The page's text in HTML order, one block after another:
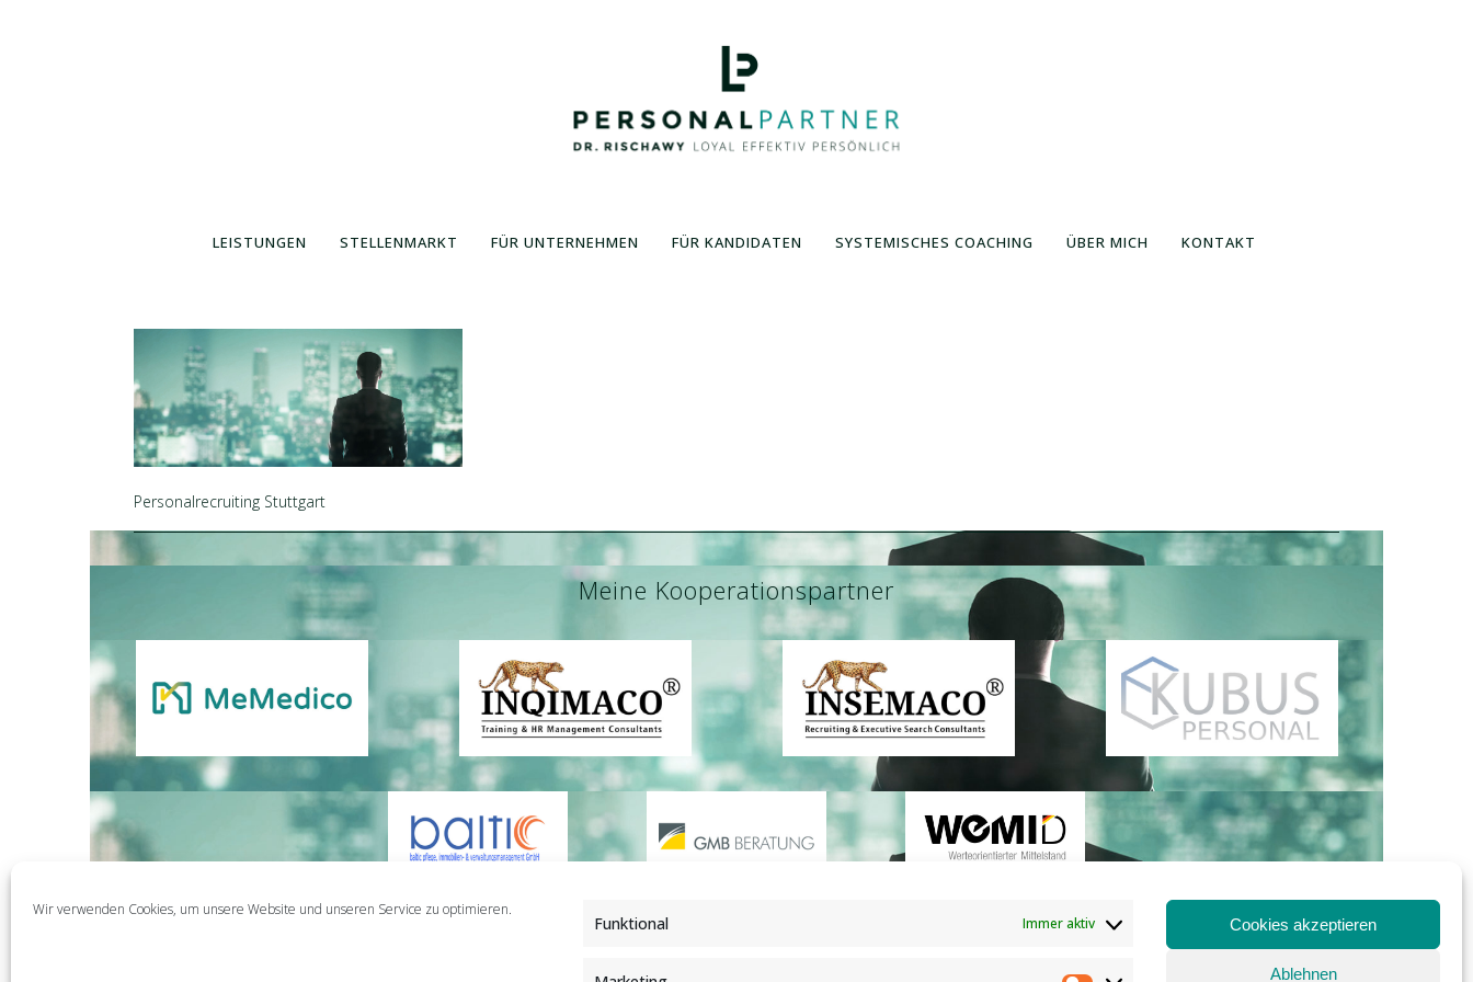
Wir verwenden Cookies, um unsere Website und unseren Service zu optimieren.
Funktional Immer aktiv Cookies akzeptieren
Ablehnen
LEISTUNGEN STELLENMARKT FÜR UNTERNEHMEN FÜR KANDIDATEN SYSTEMISCHES COACHING ÜBER MICH KONTAKT
Personalrecruiting Stuttgart
Meine Kooperationspartner